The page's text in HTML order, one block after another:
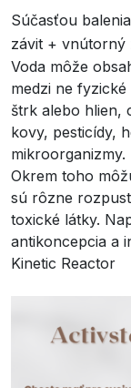
Súčasťou
závit + vnútorný
Voda môže
medzi ne
štrk alebo hlien,
kovy, pesticídy,
mikroorganizmy.
Okrem toho
sú rôzne
toxické látky.
antikoncepcia a
Kinetic Reactor